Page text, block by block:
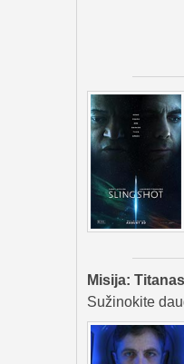
Misija:
Sužinokite